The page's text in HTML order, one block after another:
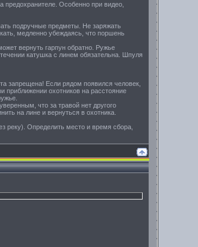
предохранителе. Особенно при видео,
подручные предметы. Не заряжать
медленно убеждаясь, что поршень
вернуть гарпун обратно. Ружье
катушка с линем обязательна. Шпуля
запрещена! Если рядом появился человек,
приближении охотников на расстояние
что за травой нет другого
на лине и вернуться в охотника.
реку). Определить место и время сбора,